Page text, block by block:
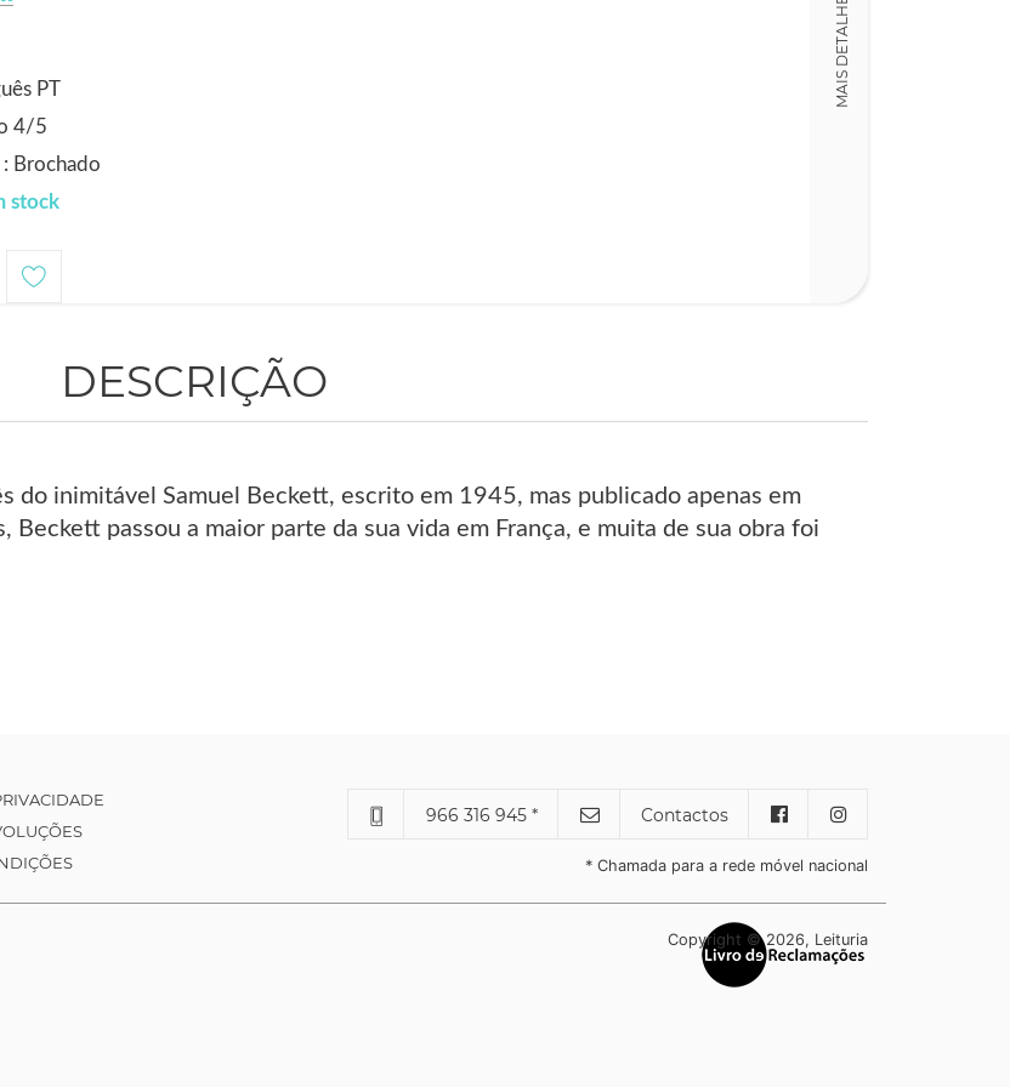
PT
4/5
: Brochado
stock
MAIS DETALHES
DESCRIÇÃO
do inimitável Samuel Beckett, escrito em 1945, mas publicado apenas em
Beckett passou a maior parte da sua vida em França, e muita de sua obra foi
966 316 945 * Contactos
* Chamada para a rede móvel nacional
Copyright © 2026, Leituria